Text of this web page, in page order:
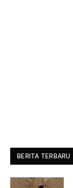
BERITA TERBARU